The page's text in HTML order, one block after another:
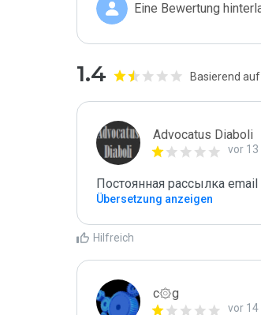
Eine Bewertung
1.4 Basierend
Advocatus Diaboli
vor
Постоянная рассылка
Übersetzung anzeigen
Hilfreich
c۞g
vor